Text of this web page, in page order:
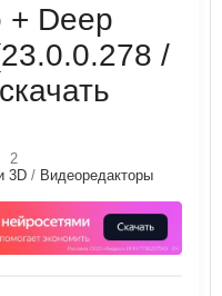
+ Deep
/
2
3D / Видеоредакторы